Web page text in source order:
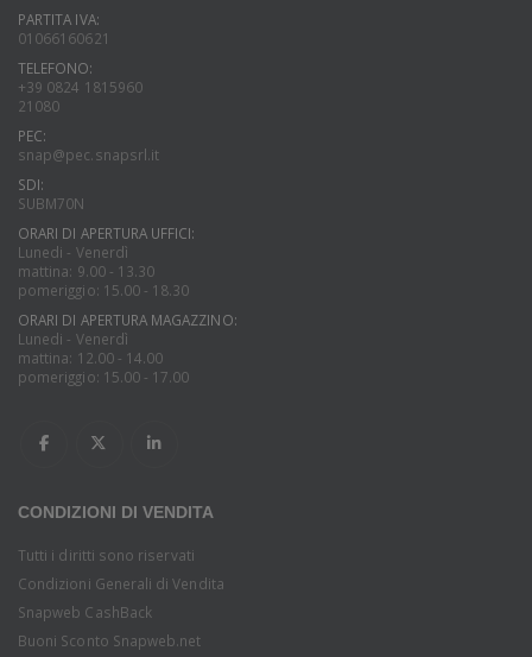
PARTITA IVA:
01066160621
TELEFONO:
+39 0824 1815960
21080
PEC:
snap@pec.snapsrl.it
SDI:
SUBM70N
ORARI DI APERTURA UFFICI:
Lunedi - Venerdì
mattina: 9.00 - 13.30
pomeriggio: 15.00 - 18.30
ORARI DI APERTURA MAGAZZINO:
Lunedi - Venerdì
mattina: 12.00 - 14.00
pomeriggio: 15.00 - 17.00
CONDIZIONI DI VENDITA
Tutti i diritti sono riservati
Condizioni Generali di Vendita
Snapweb CashBack
Buoni Sconto Snapweb.net